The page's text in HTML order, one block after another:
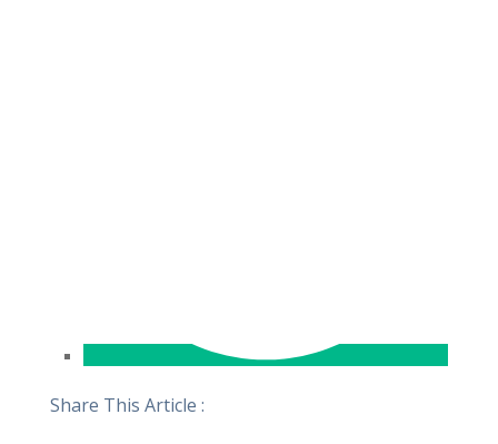
Share This Article :